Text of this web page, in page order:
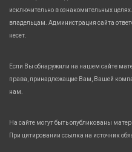
исключительно в ознакомительных
владельцам. Администрация сайта
несет.
Если Вы обнаружили на нашем сайте
права, принадлежащие Вам, Вашей
нам.
На сайте могут быть опубликованы
При цитировании ссылка на источник